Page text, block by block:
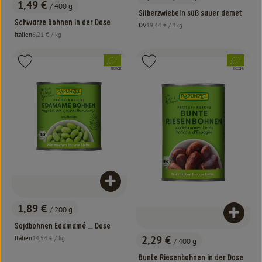
, Preis:
1,49 € / 400 g
Schwarze Bohnen in der Dose
, Herkunft:
Italien, Referenzpreis:
6,21 € / kg
, Preis:
Silberzwiebeln süß sauer demet
, Herkunft:
DV, Referenzpreis:
19,44 € / 1kg
, Preis:
1,89 € / 200 g
Sojabohnen Edamamé _ Dose
, Herkunft:
Italien, Referenzpreis:
14,54 € / kg
Produkt zum Warenkorb hinzufügen
, Verband:
, Kontrollstelle:
BIOAGR
Produkt zu Favouriten hinzufügen
, Preis:
2,29 € / 400 g
Bunte Riesenbohnen in der Dose
, Verband:
, Kontrollstelle:
ECOGRU
Produkt zu Favouriten hinzufügen